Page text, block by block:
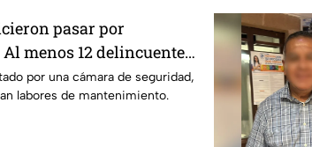
pasar por
menos 12 delincuentes
y diversas
un establecimiento
por una cámara de seguridad,
labores de mantenimiento.